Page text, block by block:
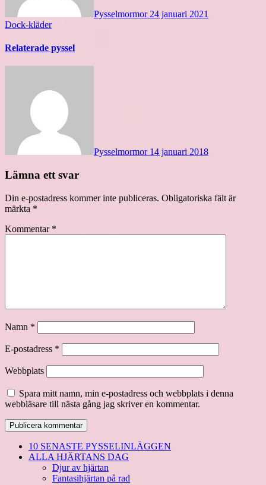
Pysselmormor 24 januari 2021
Dock-kläder
Relaterade pyssel
Pysselmormor 14 januari 2018
Lämna ett svar
Din e-postadress kommer inte publiceras. Obligatoriska fält är
märkta *
Kommentar *
Namn *
E-postadress *
Webbplats
Spara mitt namn, min e-postadress och webbplats i denna
webbläsare till nästa gång jag skriver en kommentar.
10 SENASTE PYSSELINLÄGGEN
ALLA HJÄRTANS DAG
Djur av hjärtan
Fantasihjärtan på rad